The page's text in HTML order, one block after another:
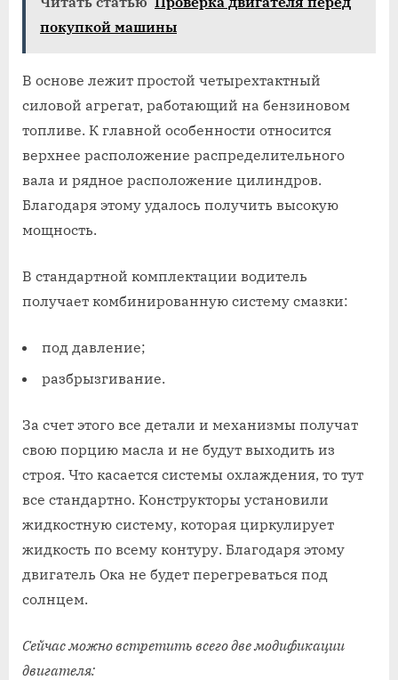
покупкой машины
В основе лежит простой четырехтактный
силовой агрегат, работающий на бензиновом
топливе. К главной особенности относится
верхнее расположение распределительного
вала и рядное расположение цилиндров.
Благодаря этому удалось получить высокую
мощность.
В стандартной комплектации водитель
получает комбинированную систему смазки:
под давление;
разбрызгивание.
За счет этого все детали и механизмы получат
свою порцию масла и не будут выходить из
строя. Что касается системы охлаждения, то тут
все стандартно. Конструкторы установили
жидкостную систему, которая циркулирует
жидкость по всему контуру. Благодаря этому
двигатель Ока не будет перегреваться под
солнцем.
Сейчас можно встретить всего две модификации
двигателя: